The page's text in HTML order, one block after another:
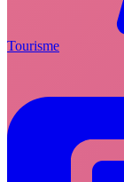
Tourisme